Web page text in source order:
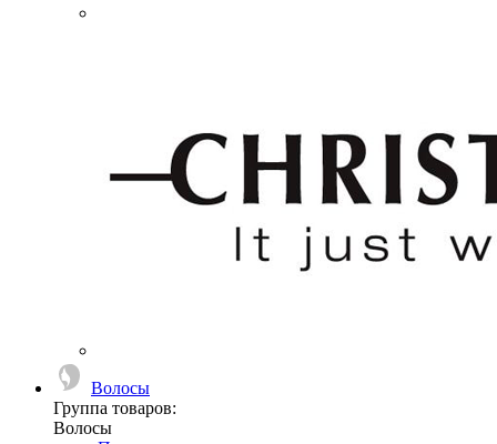
Волосы
Группа товаров:
Волосы